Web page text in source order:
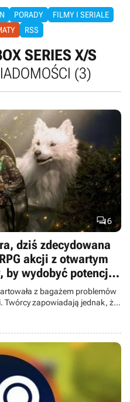
PORADY
FILMY I SERIALE
RSS
SERIES X/S
(3)
6
dziś zdecydowana
akcji z otwartym
wydobyć potencjał,
z bagażem problemów
Twórcy zapowiadają jednak, że
Reincarnation jeszcze w tym